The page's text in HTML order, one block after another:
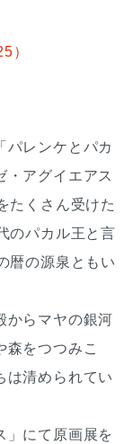
）
パレンケとパカ
・アグイエアス
たくさん受けた
のパカル王と言
暦の源泉ともい
からマヤの銀河
森をつつみこ
は清められてい
」にて原画展を